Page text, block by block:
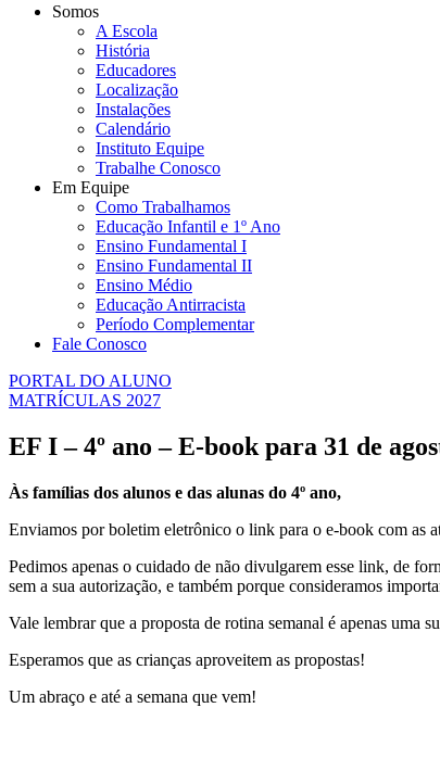
Somos
A Escola
História
Educadores
Localização
Instalações
Calendário
Instituto Equipe
Trabalhe Conosco
Em Equipe
Como Trabalhamos
Educação Infantil e 1º Ano
Ensino Fundamental I
Ensino Fundamental II
Ensino Médio
Educação Antirracista
Período Complementar
Fale Conosco
PORTAL DO ALUNO
MATRÍCULAS 2027
EF I – 4º ano – E-book para 31 de
Às famílias dos alunos e das alunas do 4º ano,
Enviamos por boletim eletrônico o link para o e-book com as
Pedimos apenas o cuidado de não divulgarem esse link, de
sem a sua autorização, e também porque consideramos
Vale lembrar que a proposta de rotina semanal é apenas uma
Esperamos que as crianças aproveitem as propostas!
Um abraço e até a semana que vem!